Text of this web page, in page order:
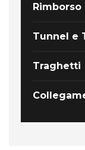
Rimborso
Tunnel e
Traghetti